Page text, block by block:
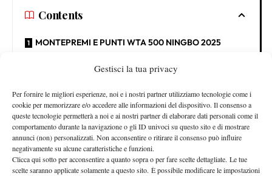
Gestisci la tua privacy
Per fornire le migliori esperienze, noi e i nostri partner utilizziamo tecnologie come i
cookie per memorizzare e/o accedere alle informazioni del dispositivo. Il consenso a
queste tecnologie permetterà a noi e ai nostri partner di elaborare dati personali come il
comportamento durante la navigazione o gli ID univoci su questo sito e di mostrare
annunci (non) personalizzati. Non acconsentire o ritirare il consenso può influire
negativamente su alcune caratteristiche e funzioni.
Clicca qui sotto per acconsentire a quanto sopra o per fare scelte dettagliate. Le tue
scelte saranno applicate solamente a questo sito. È possibile modificare le impostazioni
Contents
MONTEPREMI E PUNTI WTA 500 NINGBO 2025
MONTEPREMI E PUNTI WTA 250 OSAKA 2025
MONTEPREMI E PUNTI WTA 500 NINGBO
2025
PRIMO TURNO –$ 11.300 (1 punto)
SECONDO TURNO –$ 15.700 (60 punti)
QUARTI DI FINALE –$ 28.695 (108 punti)